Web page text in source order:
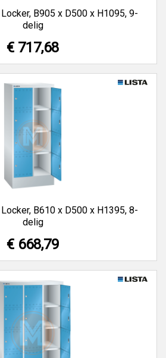
B905 x D500 x H1095, 9-
delig
€ 717,68
B610 x D500 x H1395, 8-
delig
€ 668,79